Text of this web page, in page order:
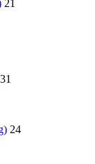
21
31
24